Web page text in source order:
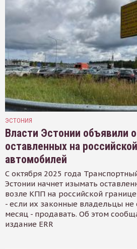
ЭСТОНИЯ
Власти Эстонии объявили
оставленных на
автомобилей
С октября 2025 года
Эстонии начнет изымать
возле КПП на российской
- если их законные владельцы не
месяц - продавать. Об этом
издание ERR